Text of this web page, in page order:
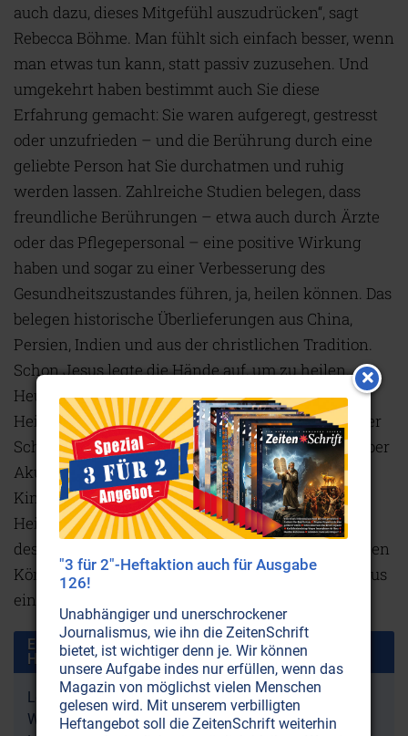
auch dazu, dieses Mitgefühl auszudrücken“, sagt
Rebecca Böhme. Man fühlt sich einfach besser, wenn
man etwas tun kann, statt passiv zuzusehen. Und
umgekehrt haben bestimmt auch Sie diese
Erfahrung gemacht: Sie waren aufgeregt, gestresst
oder unzufrieden – und die Berührung durch eine
geliebte Person hat Sie durchatmen und ruhig
werden lassen. Zahlreiche Studien belegen, dass
freundliche Berührungen – etwa auch durch Ärzte
oder das Pflegepersonal – eine positive Wirkung
haben und sogar zu einer Verbesserung des
Gesundheitszustandes führen, ja, heilen können. Das
belegen historische Überlieferungen aus China,
Persien, Indien und aus der christlichen Tradition.
Schon Jesus legte die Hände auf, um zu heilen.
Heutzutage wiederum nutzen viele alternative
Heilmethoden Berührung, vor allem im Bereich der
Schmerztherapie: von der klassischen Massage über
Akupressur, dem „Touch for Health“ in der
Kinesiologie bis hin zu Shiatsu. Wobei holistische
Heilmethoden, die über Berührung arbeiten, auch
deshalb florieren, weil sie nicht nur dem physischen
Körper auf die Beine helfen, sondern darüber hinaus
eine Wohltat für die Seele sind.
Ende des Artikelauszugs „Menschen berühren:
Heilsam – oder ein Gesundheitsrisiko?“
Lesen Sie im vollständigen Artikel, was die
Wissenschaft über die positive Macht der „tätlichen“
"3 für 2"-Heftaktion auch für Ausgabe
126!
Unabhängiger und unerschrockener
Journalismus, wie ihn die ZeitenSchrift
bietet, ist wichtiger denn je. Wir können
unsere Aufgabe indes nur erfüllen, wenn das
Magazin von möglichst vielen Menschen
gelesen wird. Mit unserem verbilligten
Heftangebot soll die ZeitenSchrift weiterhin